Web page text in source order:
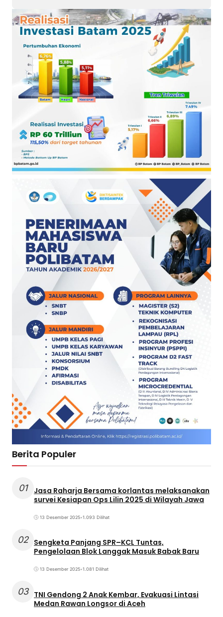
Berita Populer
01
Jasa Raharja Bersama korlantas melaksanakan
survei Kesiapan Ops Lilin 2025 di Wilayah Jawa
13 Desember 2025•1.093 Dilihat
02 Sengketa Panjang SPR–KCL Tuntas,
Pengelolaan Blok Langgak Masuk Babak Baru
13 Desember 2025•1.081 Dilihat
03 TNI Gendong 2 Anak Kembar, Evakuasi Lintasi
Medan Rawan Longsor di Aceh